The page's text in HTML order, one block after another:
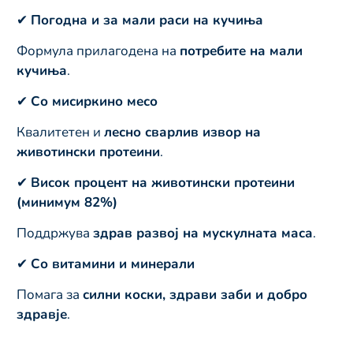
✔ Погодна и за мали раси на кучиња
Формула прилагодена на потребите на мали
кучиња.
✔ Со мисиркино месо
Квалитетен и лесно сварлив извор на
животински протеини.
✔ Висок процент на животински протеини
(минимум 82%)
Поддржува здрав развој на мускулната маса.
✔ Со витамини и минерали
Помага за силни коски, здрави заби и добро
здравје.